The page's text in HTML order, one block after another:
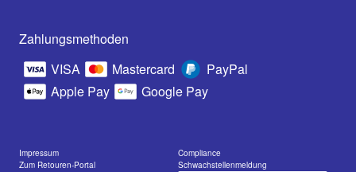
Zahlungsmethoden
VISA
Mastercard
PayPal
Apple Pay
Google Pay
Impressum
Compliance
Zum Retouren-Portal
Schwachstellenmeldung